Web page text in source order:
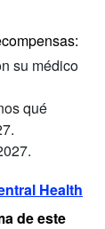
su médico
qué
Health
de este